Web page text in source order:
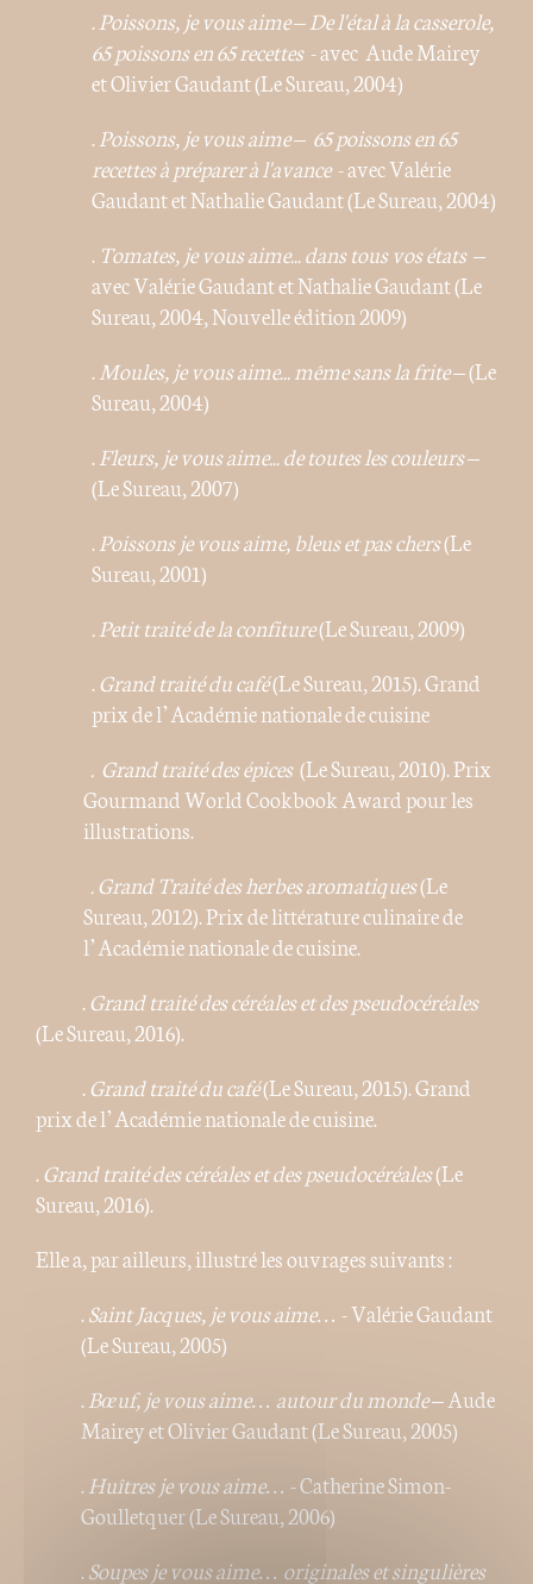
.Poissons, je vous aime – De l'étal à la casserole,
65 poissons en 65 recettes- avec Aude Mairey
et Olivier Gaudant (Le Sureau, 2004)
.Poissons, je vous aime – 65 poissons en 65
recettes à préparer à l'avance- avec Valérie
Gaudant et Nathalie Gaudant (Le Sureau, 2004)
. Tomates, je vous aime... dans tous vos états–
avec Valérie Gaudant et Nathalie Gaudant (Le
Sureau, 2004, Nouvelle édition 2009)
.Moules, je vous aime... même sans la frite– (Le
Sureau, 2004)
.Fleurs, je vous aime... de toutes les couleurs–
(Le Sureau, 2007)
.Poissons je vous aime, bleus et pas chers(Le
Sureau, 2001)
. Petit traité de la confiture(Le Sureau, 2009)
.Grand traité du café(Le Sureau, 2015). Grand
prix de l’Académie nationale de cuisine
. Grand traité des épices(Le Sureau, 2010). Prix
Gourmand World Cookbook Award pour les
illustrations.
. Grand Traité des herbes aromatiques(Le
Sureau, 2012). Prix de littérature culinaire de
l’Académie nationale de cuisine.
.Grand traité des céréales et des pseudocéréales
(Le Sureau, 2016).
.Grand traité du café(Le Sureau, 2015). Grand
prix de l’Académie nationale de cuisine.
.Grand traité des céréales et des pseudocéréales(Le
Sureau, 2016).
Elle a, par ailleurs, illustré les ouvrages suivants :
.Saint Jacques, je vous aime… - Valérie Gaudant
(Le Sureau, 2005)
.Bœuf, je vous aime… autour du monde– Aude
Mairey et Olivier Gaudant (Le Sureau, 2005)
.Huîtres je vous aime… - Catherine Simon-
Goulletquer (Le Sureau, 2006)
.Soupes je vous aime… originales et singulières